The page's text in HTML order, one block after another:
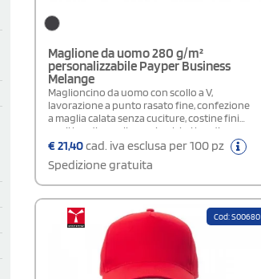
Maglione da uomo 280 g/m²
personalizzabile Payper Business
Melange
Maglioncino da uomo con scollo a V,
lavorazione a punto rasato fine, confezione
a maglia calata senza cuciture, costine fini
per il bordino collo, per i polsi e i bordi
inferiori.Disponibile modello Donna
€21,40cad. iva esclusa per 100 pz
Spedizione gratuita
Cod: S00680